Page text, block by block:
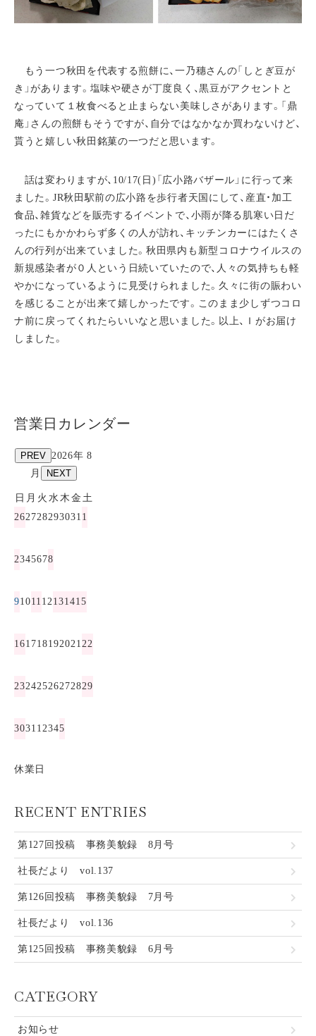
もう一つ秋田を代表する煎餅に、一乃穗さんの「しとぎ豆が
き」があります。塩味や硬さが丁度良く、黒豆がアクセントと
なっていて１枚食べると止まらない美味しさがあります。「鼎
庵」さんの煎餅もそうですが、自分ではなかなか買わないけど、
貰うと嬉しい秋田銘菓の一つだと思います。
話は変わりますが、10/17(日)「広小路バザール」に行って来
ました。JR秋田駅前の広小路を歩行者天国にして、産直・加工
食品、雑貨などを販売するイベントで、小雨が降る肌寒い日だ
ったにもかかわらず多くの人が訪れ、キッチンカーにはたくさ
んの行列が出来ていました。秋田県内も新型コロナウイルスの
新規感染者が０人という日続いていたので、人々の気持ちも軽
やかになっているように見受けられました。久々に街の賑わい
を感じることが出来て嬉しかったです。このまま少しずつコロ
ナ前に戻ってくれたらいいなと思いました。以上、Ｉがお届け
しました。
営業日カレンダー
PREV 2026年 8
月
NEXT
日 月 火 水木 金 土
262728293031 1
2345678
91011 12131415
16171819202122
23242526272829
3031 12345
休業日
RECENT ENTRIES
第127回投稿 事務美貌録 8月号
社長だより vol.137
第126回投稿 事務美貌録 7月号
社長だより vol.136
第125回投稿 事務美貌録 6月号
CATEGORY
お知らせ